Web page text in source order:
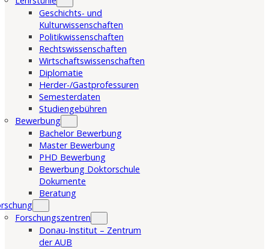
Geschichts- und
Kulturwissenschaften
Politikwissenschaften
Rechtswissenschaften
Wirtschaftswissenschaften
Diplomatie
Herder-/Gastprofessuren
Semesterdaten
Studiengebühren
Bewerbung
Bachelor Bewerbung
Master Bewerbung
PHD Bewerbung
Bewerbung Doktorschule
Dokumente
Beratung
Forschungszentren
Donau-Institut – Zentrum
der AUB